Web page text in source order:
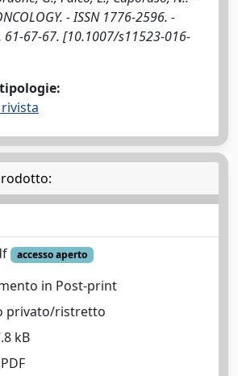
- ISSN 1776-2596. -
61-67-67. [10.1007/s11523-016-
accesso aperto
in Post-print
privato/ristretto
kB